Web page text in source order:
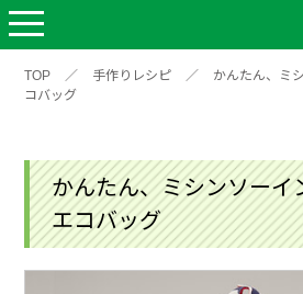
TOP ／ 手作りレシピ ／
かんたん、ミ
コバッグ
かんたん、ミシンソーイ
エコバッグ